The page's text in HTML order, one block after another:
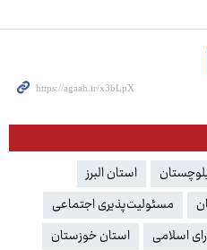
استان البرز
مسئولیت‌پذیری اجتماعی
اسلامی
استان خوزستان